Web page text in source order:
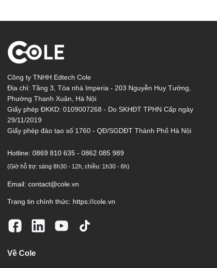
Công ty TNHH Edtech Cole
Địa chỉ: Tầng 3, Tòa nhà Imperia - 203 Nguyễn Huy Tưởng,
Phường Thanh Xuân, Hà Nội
Giấy phép ĐKKD: 0109007268 - Do SKHĐT TPHN Cấp ngày
29/11/2019
Giấy phép đào tạo số 1760 - QĐ/SGDĐT Thành Phố Hà Nội
Hotline: 0869 810 635 - 0862 085 989
(Giờ hỗ trợ: sáng 8h30 - 12h, chiều: 1h30 - 6h)
Email: contact@cole.vn
Trang tin chính thức: https://cole.vn
Về Cole